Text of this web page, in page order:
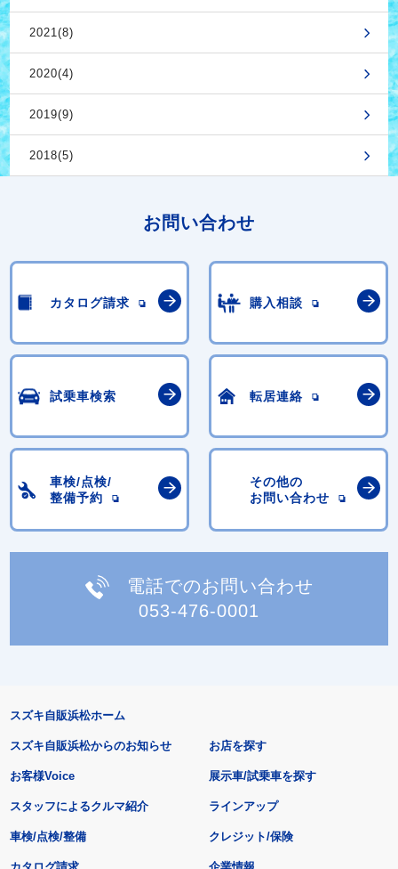
2021(8)
2020(4)
2019(9)
2018(5)
お問い合わせ
カタログ請求 購入相談
試乗車検索 転居連絡
車検/点検/
整備予約
その他の
お問い合わせ
電話でのお問い合わせ
053-476-0001
スズキ自販浜松ホーム
スズキ自販浜松からのお知らせ
お客様Voice
スタッフによるクルマ紹介
お店を探す
展示車/試乗車を探す
ラインアップ
車検/点検/整備 クレジット/保険